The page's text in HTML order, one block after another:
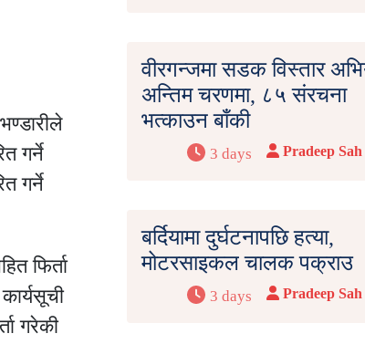
गर्ने
गर्ने
फिर्ता
गरेकी
वीरगन्जमा सडक विस्तार
अन्तिम चरणमा, ८५ संरचना
भत्काउन बाँकी
3 days Pradeep Sah
बर्दियामा दुर्घटनापछि हत्या,
मोटरसाइकल चालक पक्राउ
3 days Pradeep Sah